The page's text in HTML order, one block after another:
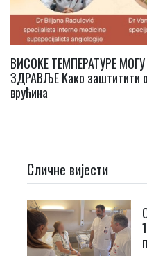
ВИСОКЕ ТЕМПЕРАТУРЕ
ЗДРАВЉЕ Како заштитити
врућина
Сличне вијести